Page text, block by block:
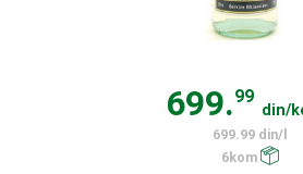
699.99
din/
699.99 din/l
6kom